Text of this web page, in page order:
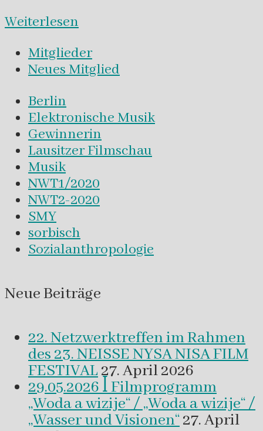
Weiterlesen
Mitglieder
Neues Mitglied
Berlin
Elektronische Musik
Gewinnerin
Lausitzer Filmschau
Musik
NWT1/2020
NWT2-2020
SMY
sorbisch
Sozialanthropologie
Neue Beiträge
22. Netzwerktreffen im Rahmen
des 23. NEISSE NYSA NISA FILM
FESTIVAL27. April 2026
29.05.2026 ꟾ Filmprogramm
„Woda a wizije“ / „Woda a wizije“ /
„Wasser und Visionen“27. April